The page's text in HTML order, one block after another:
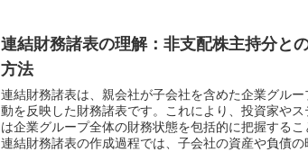
連結財務諸表の理解：非支配株主持分と
方法
連結財務諸表は、親会社が子会社を含めた企業グル
動を反映した財務諸表です。これにより、投資家やス
は企業グループ全体の財務状態を包括的に把握するこ
連結財務諸表の作成過程では、子会社の資産や負債の